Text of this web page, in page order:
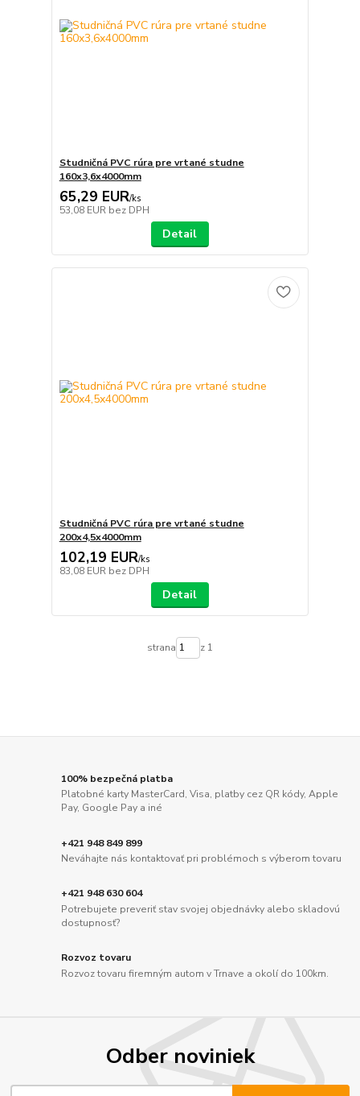
Studničná PVC rúra pre vrtané studne
160x3,6x4000mm
65,29 EUR/ks
53,08 EUR bez DPH
Detail
Studničná PVC rúra pre vrtané studne
200x4,5x4000mm
102,19 EUR/ks
83,08 EUR bez DPH
Detail
strana z 1
100% bezpečná platba
Platobné karty MasterCard, Visa, platby cez QR kódy, Apple
Pay, Google Pay a iné
+421 948 849 899
Neváhajte nás kontaktovať pri problémoch s výberom tovaru
+421 948 630 604
Potrebujete preveriť stav svojej objednávky alebo skladovú
dostupnosť?
Rozvoz tovaru
Rozvoz tovaru firemným autom v Trnave a okolí do 100km.
Odber noviniek